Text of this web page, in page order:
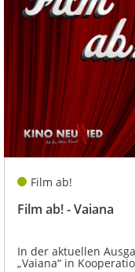
Film ab!
Film ab! - Vaiana
In der aktuellen
„Vaiana“ in